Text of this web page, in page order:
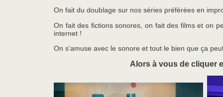
On fait du doublage sur nos séries préférées en
On fait des fictions sonores, on fait des films et on
internet !
On s’amuse avec le sonore et tout le bien que ça
Alors à vous de cliquer